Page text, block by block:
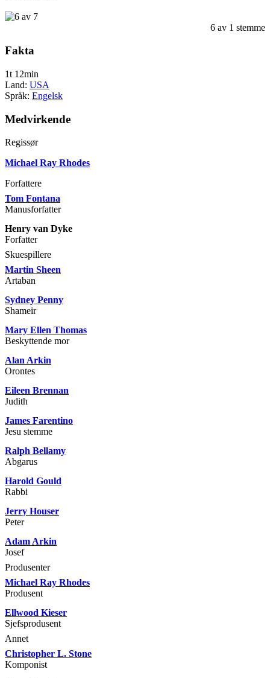
6 av 1 stemme
Fakta
1t 12min
Land: USA
Språk: Engelsk
Medvirkende
Regissør
Michael Ray Rhodes
Forfattere
Tom Fontana
Manusforfatter
Henry van Dyke
Forfatter
Skuespillere
Martin Sheen
Artaban
Sydney Penny
Shameir
Mary Ellen Thomas
Beskyttende mor
Alan Arkin
Orontes
Eileen Brennan
Judith
James Farentino
Jesu stemme
Ralph Bellamy
Abgarus
Harold Gould
Rabbi
Jerry Houser
Peter
Adam Arkin
Josef
Produsenter
Michael Ray Rhodes
Produsent
Ellwood Kieser
Sjefsprodusent
Annet
Christopher L. Stone
Komponist